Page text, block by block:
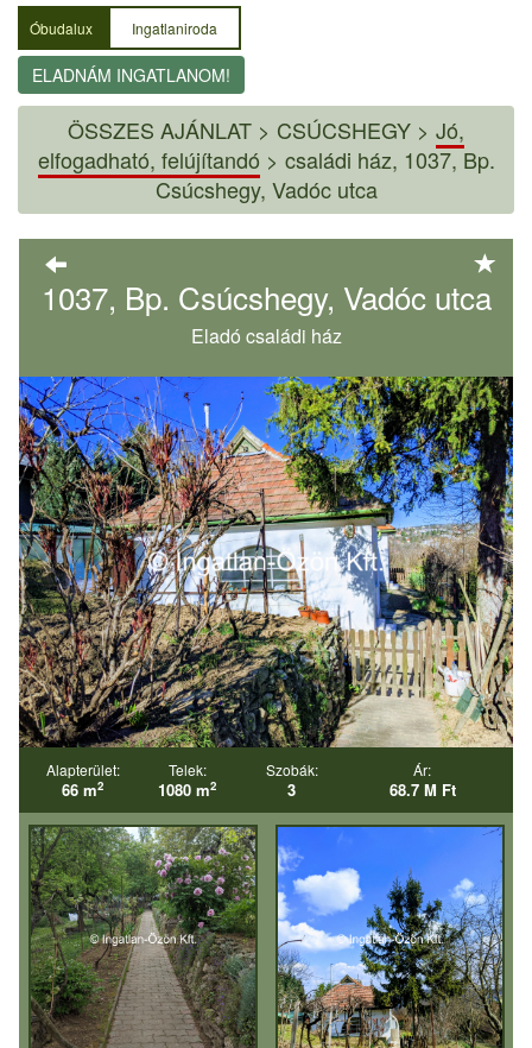
Óbudalux Ingatlaniroda
ELADNÁM INGATLANOM!
ÖSSZES AJÁNLAT > CSÚCSHEGY > Jó,
elfogadható, felújítandó > családi ház, 1037, Bp.
Csúcshegy, Vadóc utca
1037, Bp. Csúcshegy, Vadóc utca
Eladó családi ház
Alapterület:
66 m2
Telek:
1080 m2
Szobák:
3
Ár:
68.7 M Ft